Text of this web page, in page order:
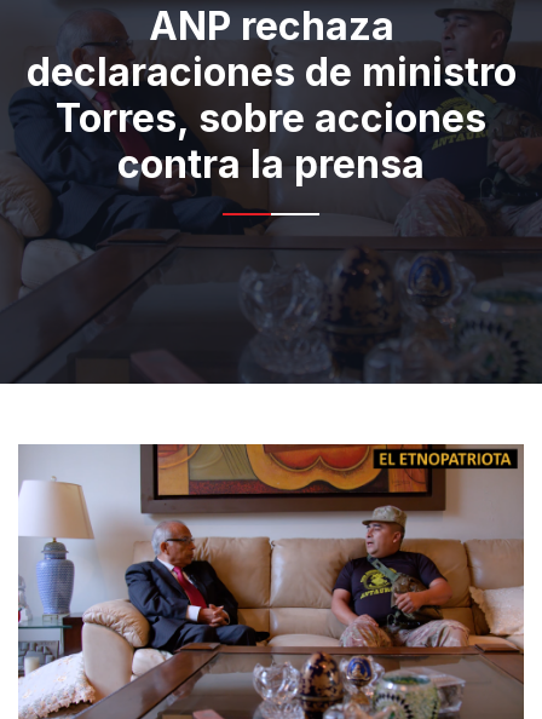
ANP rechaza
declaraciones de ministro
Torres, sobre acciones
contra la prensa